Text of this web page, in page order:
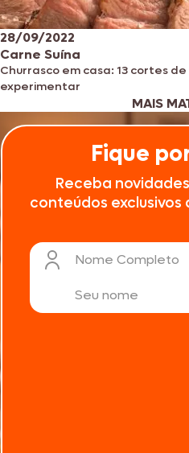
28/09/2022
Carne Suína
Churrasco em casa: 13 cortes
experimentar
MAIS
Fique
Receba
conteúdos exclusivos
Nome Completo